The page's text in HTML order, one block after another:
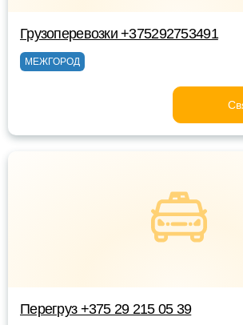
Грузоперевозки +375292753491
МЕЖГОРОД
Перегруз +375 29 215 05 39